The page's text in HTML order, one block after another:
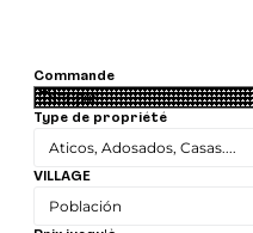
Commande
Type de propriété
Aticos, Adosados, Casas....
VILLAGE
Población